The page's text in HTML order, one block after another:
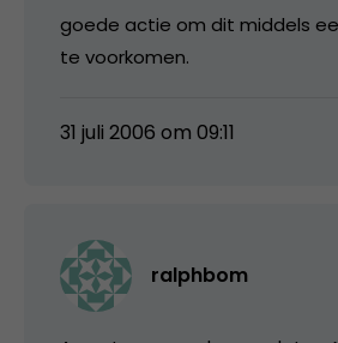
goede actie om dit middels
te voorkomen.
31 juli 2006 om 09:11
ralphbom